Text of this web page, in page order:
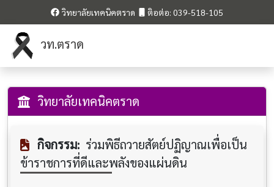
วิทยาลัยเทคนิคตราด ติอต่อ: 039-518-105
วท.ตราด
วิทยาลัยเทคนิคตราด
กิจกรรม: ร่วมพิธีถวาย​สัตย์​ปฏิญาณ​เพื่อ​เป็น​
ข้าราชการ​ที่​ดี​และ​พลังของ​แผ่นดิน